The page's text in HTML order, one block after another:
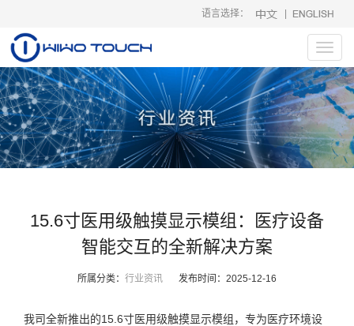
语言选择：
15.6寸医用级触摸显示模组：医疗设备
智能交互的全新解决方案
所属分类： 行业资讯 发布时间： 2025-12-16
我司全新推出的15.6寸医用级触摸显示模组，专为医疗环境设